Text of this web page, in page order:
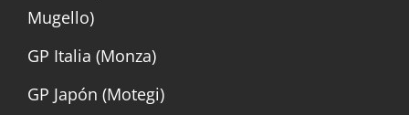
Mugello)
GP Italia (Monza)
GP Japón (Motegi)